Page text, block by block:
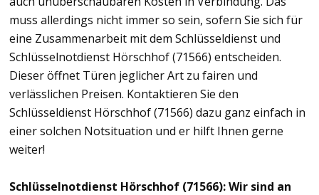
muss allerdings nicht immer so sein, sofern Sie sich für
eine Zusammenarbeit mit dem Schlüsseldienst und
Schlüsselnotdienst Hörschhof (71566) entscheiden.
Dieser öffnet Türen jeglicher Art zu fairen und
verlässlichen Preisen. Kontaktieren Sie den
Schlüsseldienst Hörschhof (71566) dazu ganz einfach in
einer solchen Notsituation und er hilft Ihnen gerne
weiter!
Schlüsselnotdienst Hörschhof (71566): Wir sind an